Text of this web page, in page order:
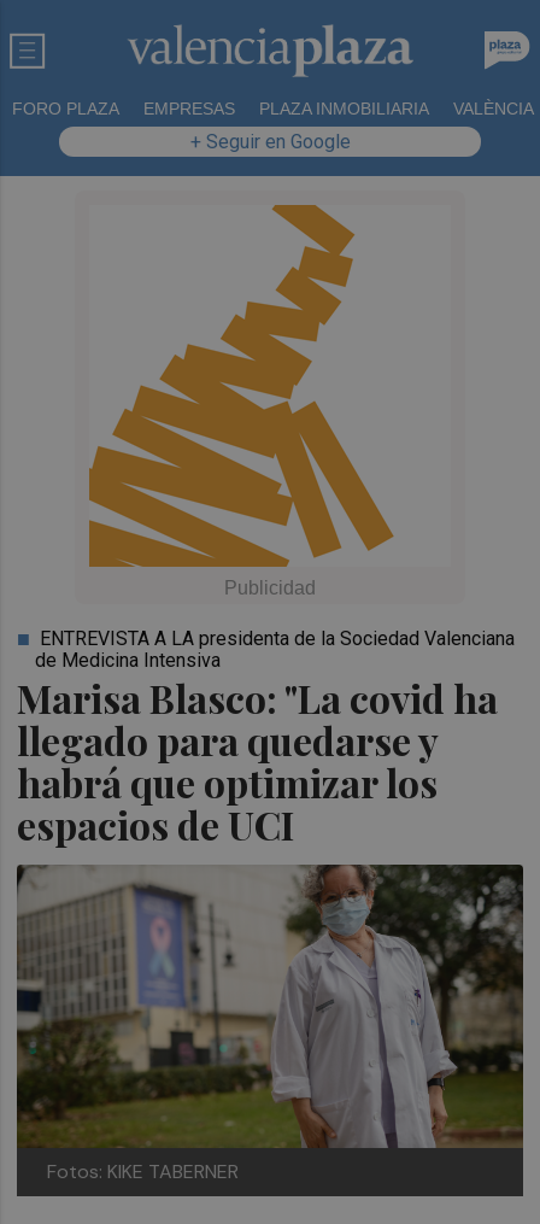
FORO PLAZA EMPRESAS PLAZA INMOBILIARIA VALÈNCIA
+ Seguir en Google
Marisa Blasco: "La covid ha
llegado para quedarse y
habrá que optimizar los
espacios de UCI
ENTREVISTA A LA presidenta de la Sociedad Valenciana
de Medicina Intensiva
Fotos: KIKE TABERNER